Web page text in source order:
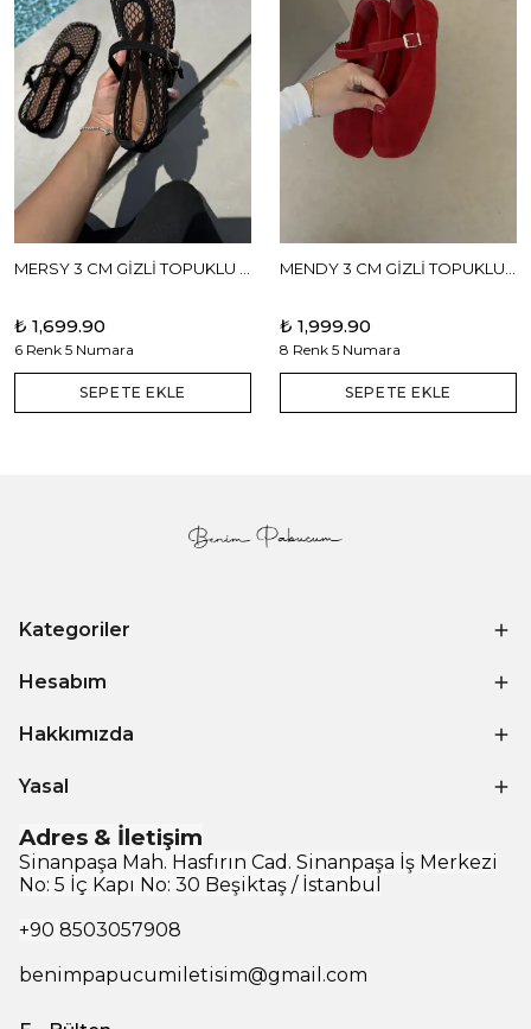
₺ 1,699.90
6 Renk 5 Numara
SEPETE EKLE
₺ 1,999.90
8 Renk 5 Numara
SEPETE EKLE
Kategoriler
Hesabım
Hakkımızda
Yasal
Adres & İletişim
Sinanpaşa Mah. Hasfırın Cad. Sinanpaşa İş Merkezi
No: 5 İç Kapı No: 30 Beşiktaş / İstanbul
+90 8503057908
benimpapucumiletisim@gmail.com